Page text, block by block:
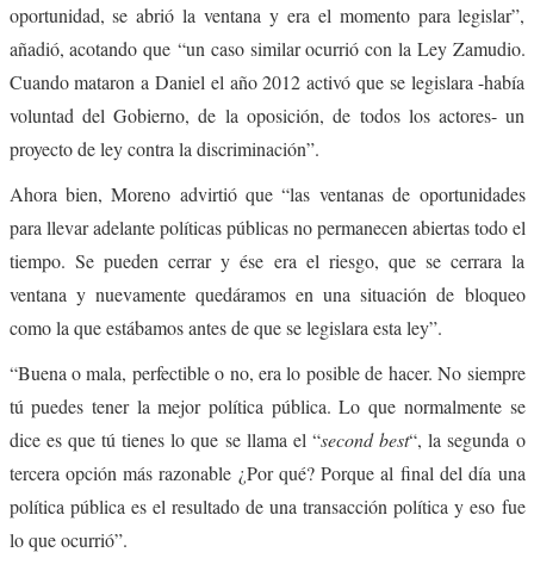
oportunidad, se abrió la ventana y era el momento para legislar”,
añadió, acotando que “un caso similar ocurrió con la Ley Zamudio.
Cuando mataron a Daniel el año 2012 activó que se legislara -había
voluntad del Gobierno, de la oposición, de todos los actores- un
proyecto de ley contra la discriminación”.
Ahora bien, Moreno advirtió que “las ventanas de oportunidades
para llevar adelante políticas públicas no permanecen abiertas todo el
tiempo. Se pueden cerrar y ése era el riesgo, que se cerrara la
ventana y nuevamente quedáramos en una situación de bloqueo
como la que estábamos antes de que se legislara esta ley”.
“Buena o mala, perfectible o no, era lo posible de hacer. No siempre
tú puedes tener la mejor política pública. Lo que normalmente se
dice es que tú tienes lo que se llama el “second best“, la segunda o
tercera opción más razonable ¿Por qué? Porque al final del día una
política pública es el resultado de una transacción política y eso fue
lo que ocurrió”.